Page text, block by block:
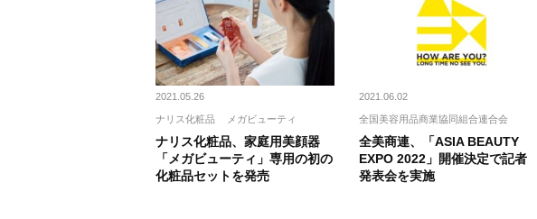
2021.05.26
ナリス化粧品 メガビューティ
ナリス化粧品、家庭用美顔器
「メガビューティ」専用の初の
化粧品セットを発売
2021.06.02
全国美容用品商業協同組合連合会
全美商連、「ASIA BEAUTY
EXPO 2022」開催決定で記者
発表会を実施